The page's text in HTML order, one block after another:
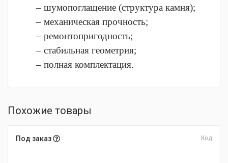
– шумопоглащение (структура камня);
– механическая прочность;
– ремонтопригодность;
– стабильная геометрия;
– полная комплектация.
Похожие товары
Под заказ Код